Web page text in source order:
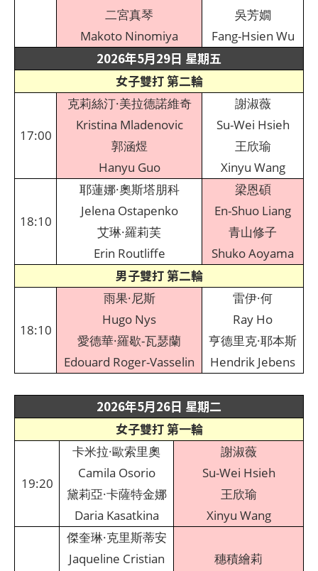
二宮真琴
Makoto Ninomiya
吳芳嫺
Fang-Hsien Wu
2026年5月29日 星期五
女子雙打 第二輪
17:00
克莉絲汀·美拉德諾維奇
Kristina Mladenovic
郭涵煜
Hanyu Guo
謝淑薇
Su-Wei Hsieh
王欣瑜
Xinyu Wang
18:10
耶蓮娜·奧斯塔朋科
Jelena Ostapenko
艾琳·羅莉芙
Erin Routliffe
梁恩碩
En-Shuo Liang
青山修子
Shuko Aoyama
男子雙打 第二輪
18:10
雨果·尼斯
Hugo Nys
愛德華·羅歇-瓦瑟蘭
Edouard Roger-Vasselin
雷伊·何
Ray Ho
亨德里克·耶本斯
Hendrik Jebens
2026年5月26日 星期二
女子雙打 第一輪
19:20
卡米拉·歐索里奧
Camila Osorio
黛莉亞·卡薩特金娜
Daria Kasatkina
謝淑薇
Su-Wei Hsieh
王欣瑜
Xinyu Wang
傑奎琳·克里斯蒂安
Jaqueline Cristian
穗積繪莉